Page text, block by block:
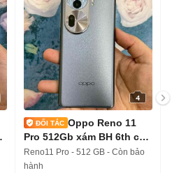
4
Oppo Reno 11
Pro 512Gb xám BH 6th có
trả góp
Reno11 Pro - 512 GB - Còn bảo
hành